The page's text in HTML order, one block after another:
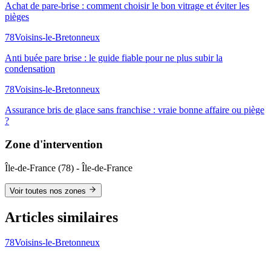
Achat de pare-brise : comment choisir le bon vitrage et éviter les
pièges
78Voisins-le-Bretonneux
Anti buée pare brise : le guide fiable pour ne plus subir la
condensation
78Voisins-le-Bretonneux
Assurance bris de glace sans franchise : vraie bonne affaire ou piège
?
Zone d'intervention
Île-de-France (78) - Île-de-France
Voir toutes nos zones
Articles similaires
78Voisins-le-Bretonneux